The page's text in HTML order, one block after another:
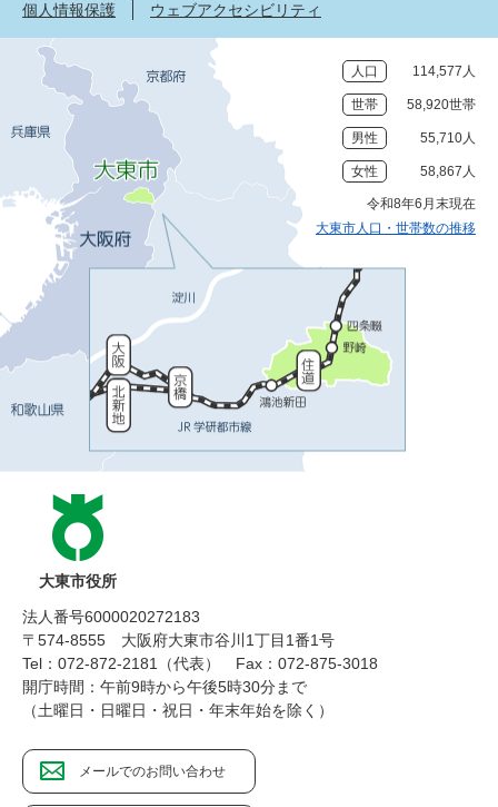
個人情報保護
ウェブアクセシビリティ
人口 114,577人
世帯 58,920世帯
男性 55,710人
女性 58,867人
令和8年6月末現在
大東市人口・世帯数の推移
大東市役所
法人番号6000020272183
〒574-8555 大阪府大東市谷川1丁目1番1号
Tel：072-872-2181（代表）
Fax：072-875-3018
開庁時間：午前9時から午後5時30分まで
（土曜日・日曜日・祝日・年末年始を除く）
メールでのお問い合わせ